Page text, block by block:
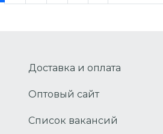
Доставка и оплата
Оптовый сайт
Список вакансий